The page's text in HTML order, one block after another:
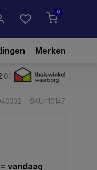
0
Merken
uur besteld,vandaag
SKU: 10147
vandaag